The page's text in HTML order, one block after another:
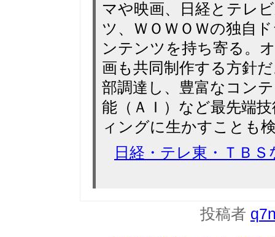
マや映画、日経とテレ
ツ、ＷＯＷＯＷの独自
ンテンツを持ち寄る。
画も共同制作する方針
部調達し、豊富なコン
能（ＡＩ）など最先端
ィングに生かすことも
日経・テレ東・ＴＢ
投稿者